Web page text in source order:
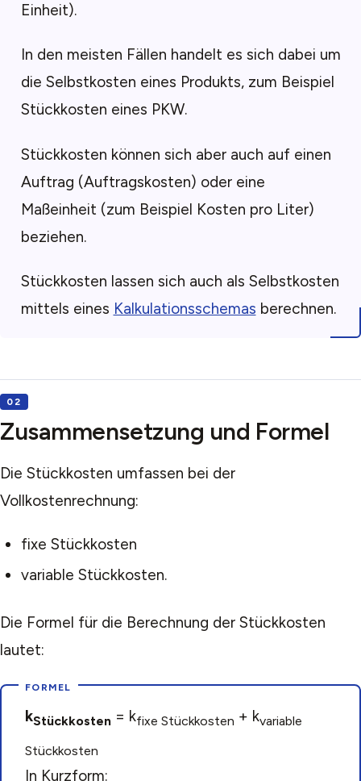
Einheit).
In den meisten Fällen handelt es sich dabei um
die Selbstkosten eines Produkts, zum Beispiel
Stückkosten eines PKW.
Stückkosten können sich aber auch auf einen
Auftrag (Auftragskosten) oder eine
Maßeinheit (zum Beispiel Kosten pro Liter)
beziehen.
Stückkosten lassen sich auch als Selbstkosten
mittels eines Kalkulationsschemas berechnen.
Zusammensetzung und Formel
Die Stückkosten umfassen bei der
Vollkostenrechnung:
fixe Stückkosten
variable Stückkosten.
Die Formel für die Berechnung der Stückkosten
lautet:
kStückkosten = kfixe Stückkosten + kvariable
Stückkosten
In Kurzform: